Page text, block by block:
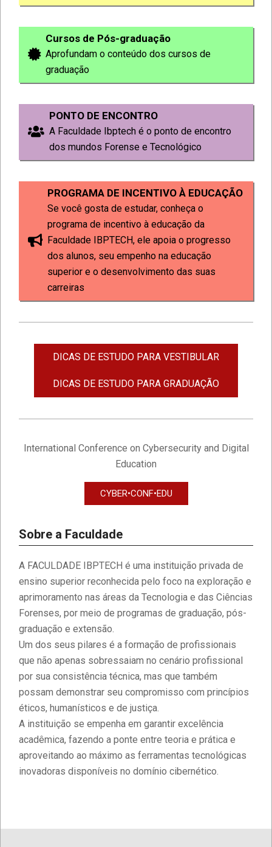
Cursos de Pós-graduação
Aprofundam o conteúdo dos cursos de
graduação
PONTO DE ENCONTRO
A Faculdade Ibptech é o ponto de encontro
dos mundos Forense e Tecnológico
PROGRAMA DE INCENTIVO À EDUCAÇÃO
Se você gosta de estudar, conheça o
programa de incentivo à educação da
Faculdade IBPTECH, ele apoia o progresso
dos alunos, seu empenho na educação
superior e o desenvolvimento das suas
carreiras
DICAS DE ESTUDO PARA VESTIBULAR
DICAS DE ESTUDO PARA GRADUAÇÃO
International Conference on Cybersecurity and Digital
Education
CYBER•CONF•EDU
Sobre a Faculdade
A FACULDADE IBPTECH é uma instituição privada de
ensino superior reconhecida pelo foco na exploração e
aprimoramento nas áreas da Tecnologia e das Ciências
Forenses, por meio de programas de graduação, pós-
graduação e extensão.
Um dos seus pilares é a formação de profissionais
que não apenas sobressaiam no cenário profissional
por sua consistência técnica, mas que também
possam demonstrar seu compromisso com princípios
éticos, humanísticos e de justiça.
A instituição se empenha em garantir excelência
acadêmica, fazendo a ponte entre teoria e prática e
aproveitando ao máximo as ferramentas tecnológicas
inovadoras disponíveis no domínio cibernético.
07-